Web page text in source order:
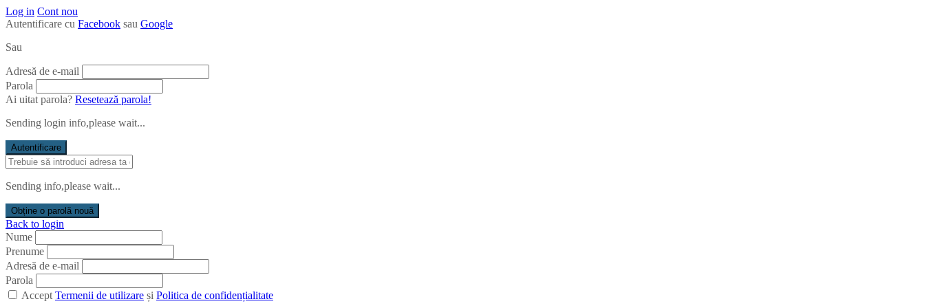
Log in Cont nou
Autentificare cu Facebook sau Google
Sau
Adresă de e-mail
Parola
Ai uitat parola? Resetează parola!
Sending login info,please wait...
Autentificare
Sending info,please wait...
Obține o parolă nouă
Back to login
Nume
Prenume
Adresă de e-mail
Parola
Accept Termenii de utilizare și Politica de confidențialitate